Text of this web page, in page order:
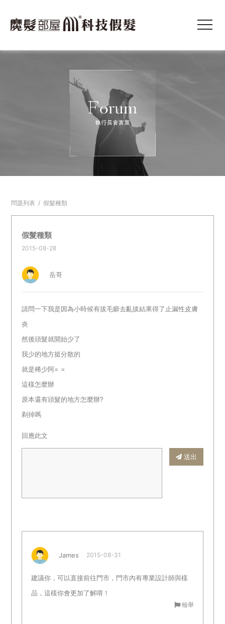
問題列表 / 假髮種類
假髮種類
2015-08-28
岳哥
請問一下我是因為小時候有拔毛癖去亂拔結果得了止漏性皮膚
炎
然後頭髮就開始少了
我少的地方挺分散的
就是稀少阿= =
這樣怎麼辦
原本還有頭髮的地方怎麼辦?
剃掉嗎
回應此文
送出
James 2015-08-31
建議你，可以直接前往門市，門市內有專業設計師與樣
品，這樣你會更加了解唷！
檢舉